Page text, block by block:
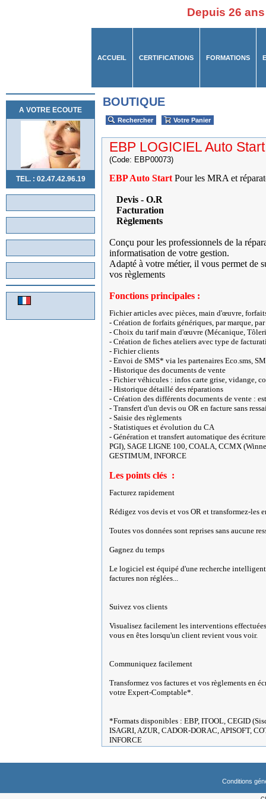
Depuis 26 ans
ACCUEIL CERTIFICATIONS FORMATIONS
A VOTRE ECOUTE
TEL. : 02.47.42.96.19
BOUTIQUE
Rechercher Votre Panier
EBP LOGICIEL Auto Start
(Code: EBP00073)
EBP Auto Start Pour les MRA et
Devis - O.R
Facturation
Règlements
Conçu pour les professionnels de la
informatisation de votre gestion.
Adapté à votre métier, il vous permet de
vos règlements
Fonctions principales :
Fichier articles avec pièces, main d'œuvre,
- Création de forfaits génériques, par marque,
- Choix du tarif main d'œuvre (Mécanique,
- Création de fiches ateliers avec type de
- Fichier clients
- Envoi de SMS* via les partenaires Eco.sms,
- Historique des documents de vente
- Fichier véhicules : infos carte grise, vidange,
- Historique détaillé des réparations
- Création des différents documents de vente :
- Transfert d'un devis ou OR en facture sans
- Saisie des règlements
- Statistiques et évolution du CA
- Génération et transfert automatique des
PGI), SAGE LIGNE 100, COALA, CCMX
GESTIMUM, INFORCE
Les points clés :
Facturez rapidement
Rédigez vos devis et vos OR et transformez-les
Toutes vos données sont reprises sans aucune
Gagnez du temps
Le logiciel est équipé d'une recherche
factures non réglées...
Suivez vos clients
Visualisez facilement les interventions
vous en êtes lorsqu'un client revient vous voir.
Communiquez facilement
Transformez vos factures et vos règlements en
votre Expert-Comptable*.
*Formats disponibles : EBP, ITOOL, CEGID
ISAGRI, AZUR, CADOR-DORAC, APISOFT,
INFORCE
Conditions